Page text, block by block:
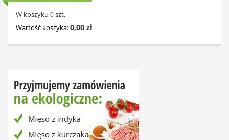
W koszyku 0 szt.
Wartość koszyka:0,00 zł